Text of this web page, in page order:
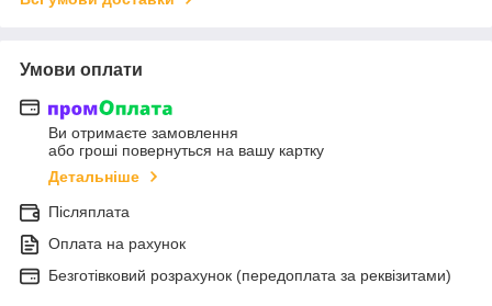
Умови оплати
Ви отримаєте замовлення
або гроші повернуться на вашу картку
Детальніше
Післяплата
Оплата на рахунок
Безготівковий розрахунок (передоплата за реквізитами)